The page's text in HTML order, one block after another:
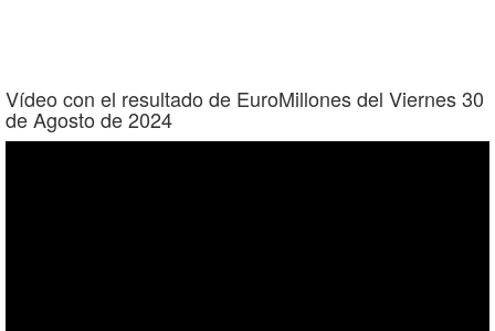
Vídeo con el resultado de EuroMillones del Viernes 30
de Agosto de 2024